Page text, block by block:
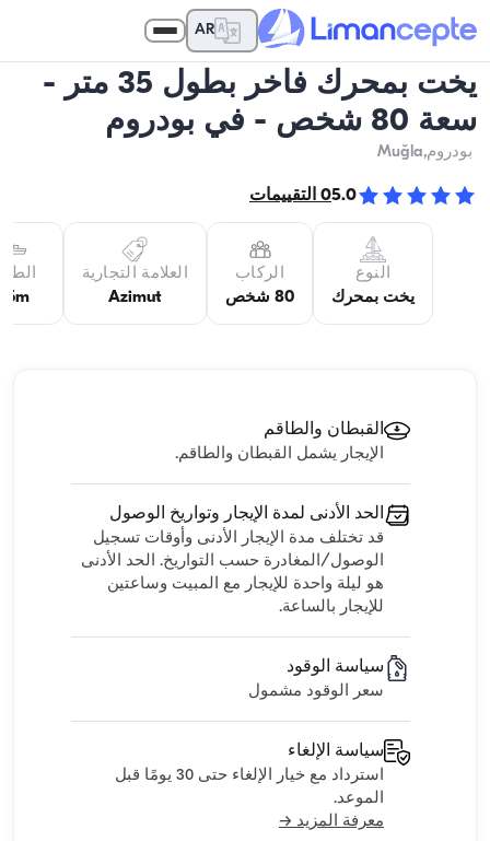
AR
يخت بمحرك فاخر بطول 35 متر -
سعة 80 شخص - في بودروم
بودروم,Muğla
5.0
0 التقييمات
النوع
يخت بمحرك
الركاب
80 شخص
العلامة التجارية
Azimut
القبطان والطاقم
الإيجار يشمل القبطان والطاقم.
الحد الأدنى لمدة الإيجار وتواريخ الوصول
قد تختلف مدة الإيجار الأدنى وأوقات تسجيل
الوصول/المغادرة حسب التواريخ. الحد الأدنى
هو ليلة واحدة للإيجار مع المبيت وساعتين
للإيجار بالساعة.
سياسة الوقود
سعر الوقود مشمول
سياسة الإلغاء
استرداد مع خيار الإلغاء حتى 30 يومًا قبل
الموعد.
معرفة المزيد →